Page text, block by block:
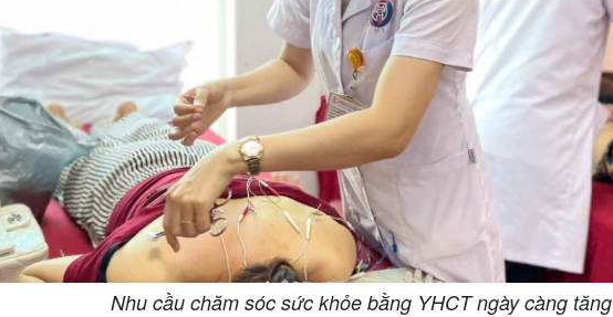
Nhu cầu chăm sóc sức khỏe bằng YHCT ngày càng tăng